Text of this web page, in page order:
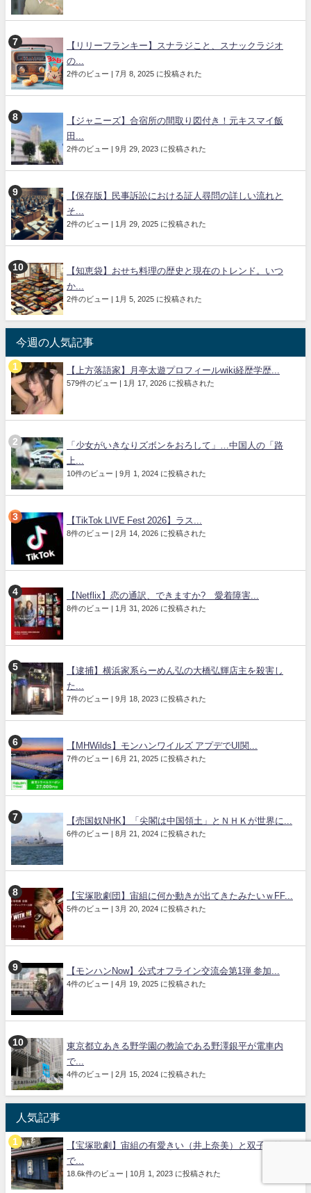
【リリーフランキー】スナラジこと、スナックラジオ
の...
2件のビュー | 7月 8, 2025 に投稿された
【ジャニーズ】合宿所の間取り図付き！元キスマイ飯
田...
2件のビュー | 9月 29, 2023 に投稿された
【保存版】民事訴訟における証人尋問の詳しい流れと
そ...
2件のビュー | 1月 29, 2025 に投稿された
【知恵袋】おせち料理の歴史と現在のトレンド。いつ
か...
2件のビュー | 1月 5, 2025 に投稿された
今週の人気記事
【上方落語家】月亭太遊プロフィールwiki経歴学歴...
579件のビュー | 1月 17, 2026 に投稿された
「少女がいきなりズボンをおろして」…中国人の「路
上...
10件のビュー | 9月 1, 2024 に投稿された
【TikTok LIVE Fest 2026】ラス...
8件のビュー | 2月 14, 2026 に投稿された
【Netflix】恋の通訳、できますか? 愛着障害...
8件のビュー | 1月 31, 2026 に投稿された
【逮捕】横浜家系らーめん弘の大橋弘輝店主を殺害し
た...
7件のビュー | 9月 18, 2023 に投稿された
【MHWilds】モンハンワイルズ アプデでUI関...
7件のビュー | 6月 21, 2025 に投稿された
【売国奴NHK】「尖閣は中国領土」とＮＨＫが世界に...
6件のビュー | 8月 21, 2024 に投稿された
【宝塚歌劇団】宙組に何か動きが出てきたみたいｗFF...
5件のビュー | 3月 20, 2024 に投稿された
【モンハンNow】公式オフライン交流会第1弾 参加...
4件のビュー | 4月 19, 2025 に投稿された
東京都立あきる野学園の教諭である野澤銀平が電車内
で...
4件のビュー | 2月 15, 2024 に投稿された
人気記事
【宝塚歌劇】宙組の有愛きい（井上奈美）と双子の妹
で...
18.6k件のビュー | 10月 1, 2023 に投稿された